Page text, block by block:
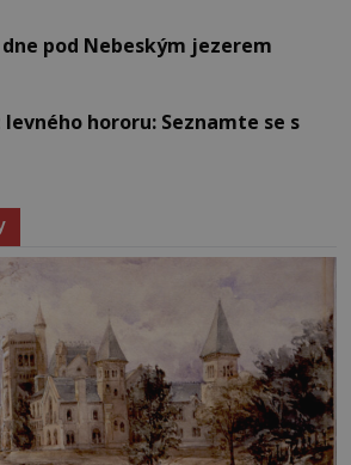
pod Nebeským jezerem
hororu: Seznamte se s